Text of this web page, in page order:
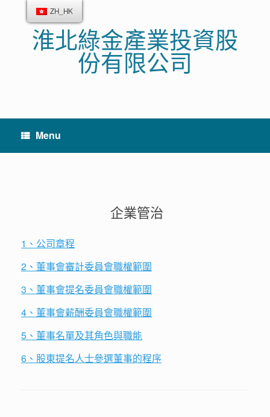
淮北綠金產業投資股
份有限公司
Menu
企業管治
1、公司章程
2、董事會審計委員會職權範圍
3、董事會提名委員會職權範圍
4、董事會薪酬委員會職權範圍
5、董事名單及其角色與職能
6、股東提名人士參選董事的程序
ZH_HK